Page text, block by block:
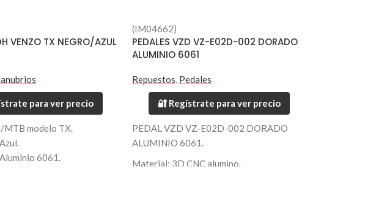
VENZO TX NEGRO/AZUL
para ver precio
modelo TX.
6061.
(IM04662)
PEDALES VZD VZ-E02D-002 DORADO
ALUMINIO 6061
Repuestos, Pedales
🔐 Regístrate para ver precio
PEDAL VZD VZ-E02D-002 DORADO
ALUMINIO 6061.
Material: 3D CNC alumino.